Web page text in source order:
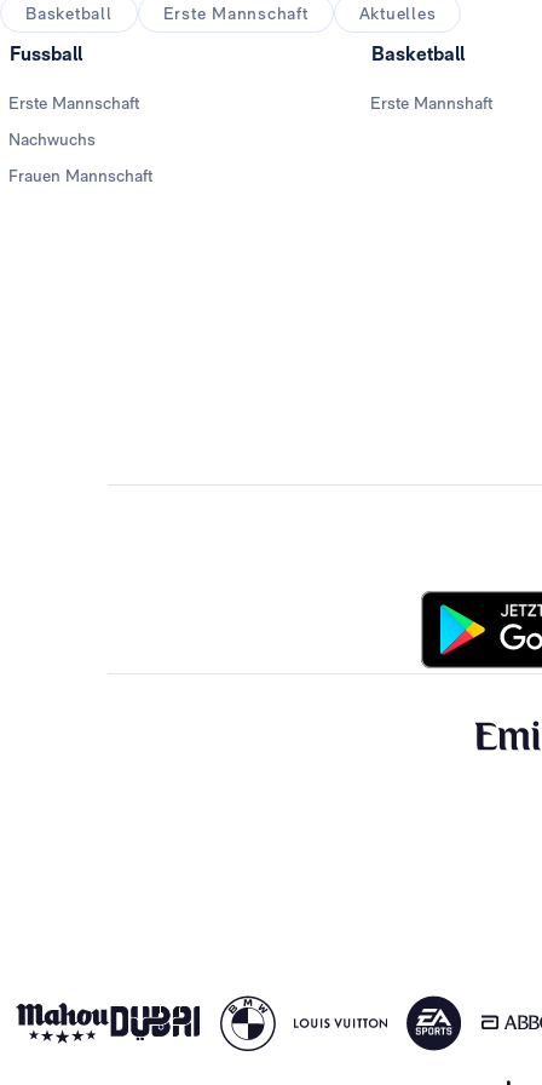
Basketball
Erste Mannschaft Aktuelles
Fussball
Erste Mannschaft
Nachwuchs
Frauen Mannschaft
Basketball
Erste Mannshaft